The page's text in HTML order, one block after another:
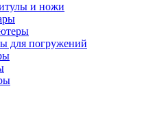
и ножи
для погружений